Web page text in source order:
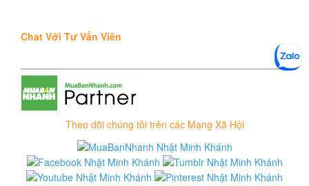
Chat Với Tư Vấn Viên
Theo dõi chúng tôi trên các Mạng Xã Hội